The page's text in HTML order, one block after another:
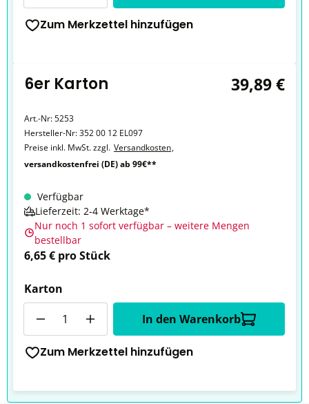
Zum Merkzettel hinzufügen
6er Karton 39,89 €
Art.-Nr:5253
Hersteller-Nr:352 00 12 EL097
Preise inkl. MwSt. zzgl. Versandkosten,
versandkostenfrei (DE) ab 99€**
Verfügbar
Lieferzeit: 2-4 Werktage*
Nur noch 1 sofort verfügbar – weitere Mengen
bestellbar
6,65 € pro Stück
Karton
In den Warenkorb
Zum Merkzettel hinzufügen